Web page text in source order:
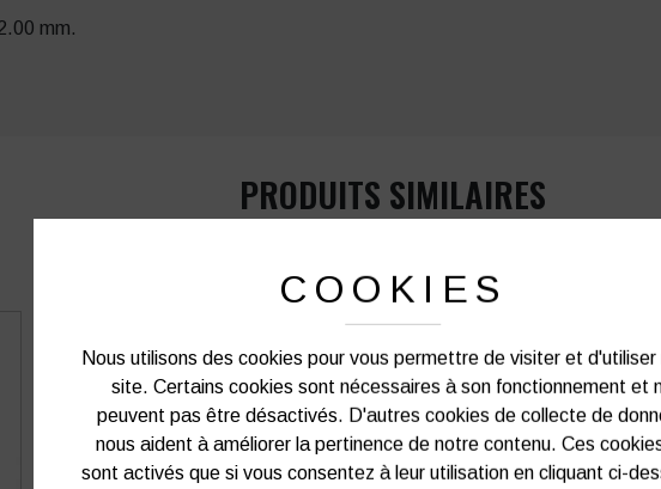
mm.
PRODUITS SIMILAIRES
COOKIES
Nous utilisons des cookies pour vous permettre de visiter et d'utiliser
site. Certains cookies sont nécessaires à son fonctionnement et
peuvent pas être désactivés. D'autres cookies de collecte de
nous aident à améliorer la pertinence de notre contenu. Ces
sont activés que si vous consentez à leur utilisation en cliquant ci-